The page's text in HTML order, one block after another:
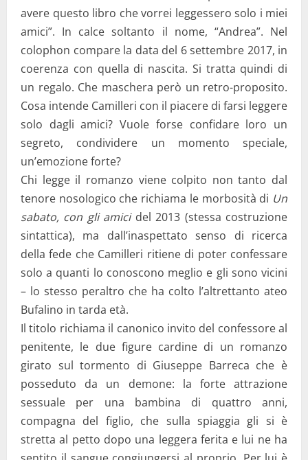
avere questo libro che vorrei leggessero solo i miei
amici”. In calce soltanto il nome, “Andrea”. Nel
colophon compare la data del 6 settembre 2017, in
coerenza con quella di nascita. Si tratta quindi di
un regalo. Che maschera però un retro-proposito.
Cosa intende Camilleri con il piacere di farsi leggere
solo dagli amici? Vuole forse confidare loro un
segreto, condividere un momento speciale,
un’emozione forte?
Chi legge il romanzo viene colpito non tanto dal
tenore nosologico che richiama le morbosità di Un
sabato, con gli amicidel 2013 (stessa costruzione
sintattica), ma dall’inaspettato senso di ricerca
della fede che Camilleri ritiene di poter confessare
solo a quanti lo conoscono meglio e gli sono vicini
– lo stesso peraltro che ha colto l’altrettanto ateo
Bufalino in tarda età.
Il titolo richiama il canonico invito del confessore al
penitente, le due figure cardine di un romanzo
girato sul tormento di Giuseppe Barreca che è
posseduto da un demone: la forte attrazione
sessuale per una bambina di quattro anni,
compagna del figlio, che sulla spiaggia gli si è
stretta al petto dopo una leggera ferita e lui ne ha